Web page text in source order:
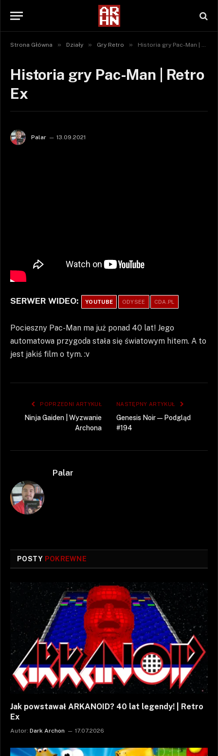
Strona Główna » Działy » Gry Retro » Historia gry Pac-Man | Retro Ex
Historia gry Pac-Man | Retro
Ex
Palar 13.09.2021
SERWER WIDEO: YOUTUBE ODYSEE CDA.PL
Pocieszny Pac-Man ma już ponad 40 lat! Jego
automatowa przygoda stała się światowym hitem. A to
jest jakiś film o tym. :v
POPRZEDNI ARTYKUŁ
Ninja Gaiden | Wyzwanie
Archona
NASTĘPNY ARTYKUŁ
Genesis Noir — Podgląd
#194
Palar
POSTY POKREWNE
Jak powstawał ARKANOID? 40 lat legendy! | Retro
Ex
Autor: Dark Archon 17.07.2026